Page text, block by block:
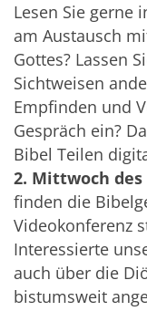
Lesen Sie gerne
am Austausch
Gottes? Lassen
Sichtweisen
Empfinden und
Gespräch ein?
Bibel Teilen
2. Mittwoch
finden die
Videokonferenz
Interessierte
auch über die
bistumsweit